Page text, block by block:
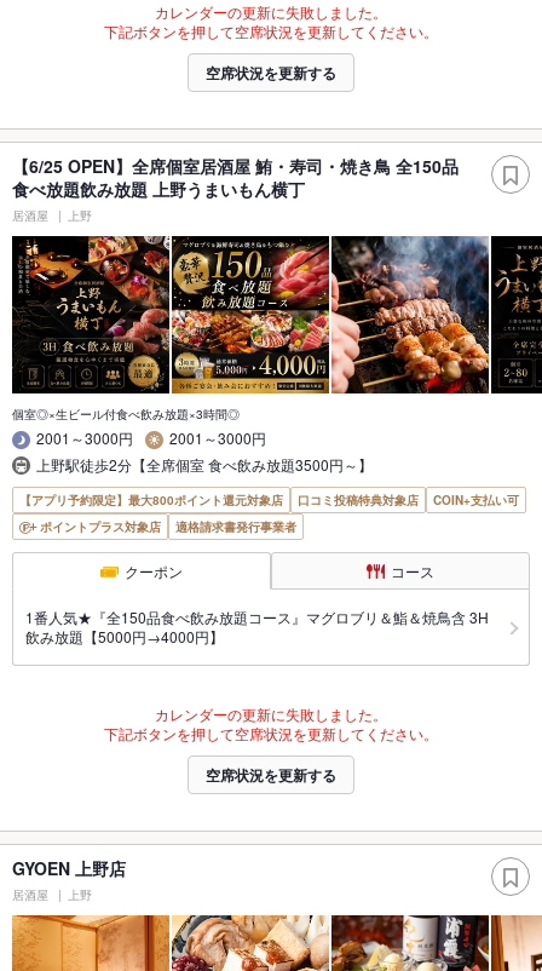
カレンダーの更新に失敗しました。
下記ボタンを押して空席状況を更新してください。
空席状況を更新する
【6/25 OPEN】全席個室居酒屋 鮪・寿司・焼き鳥 全150品
食べ放題飲み放題 上野うまいもん横丁
居酒屋 上野
個室◎×生ビール付食べ飲み放題×3時間◎
2001～3000円
2001～3000円
上野駅徒歩2分【全席個室 食べ飲み放題3500円～】
【アプリ予約限定】最大800ポイント還元対象店 口コミ投稿特典対象店
COIN+支払い可
ポイントプラス対象店
適格請求書発行事業者
クーポン コース
1番人気★『全150品食べ飲み放題コース』マグロブリ＆鮨＆焼鳥含 3H
飲み放題【5000円→4000円】
カレンダーの更新に失敗しました。
下記ボタンを押して空席状況を更新してください。
空席状況を更新する
GYOEN 上野店
居酒屋 上野